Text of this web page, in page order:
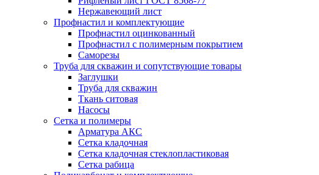
Нержавеющий лист
Профнастил и комплектующие
Профнастил оцинкованный
Профнастил с полимерным покрытием
Саморезы
Труба для скважин и сопутствующие товары
Заглушки
Труба для скважин
Ткань ситовая
Насосы
Сетка и полимеры
Арматура АКС
Сетка кладочная
Сетка кладочная стеклопластиковая
Сетка рабица